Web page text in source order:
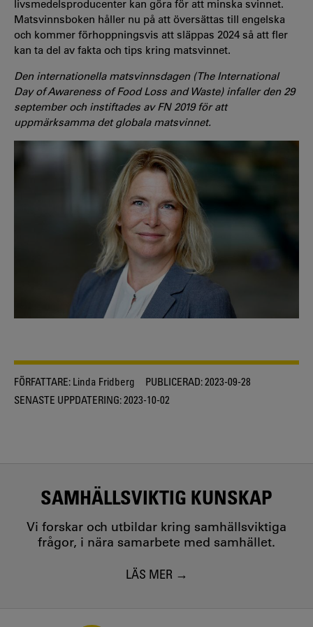
livsmedelsproducenter kan göra för att minska svinnet.
Matsvinnsboken håller nu på att översättas till engelska
och kommer förhoppningsvis att släppas 2024 så att fler
kan ta del av fakta och tips kring matsvinnet.
Den internationella matsvinnsdagen (The International
Day of Awareness of Food Loss and Waste) infaller den 29
september och instiftades av FN 2019 för att
uppmärksamma det globala matsvinnet.
FÖRFATTARE: Linda Fridberg PUBLICERAD:2023-09-28
SENASTE UPPDATERING:2023-10-02
SAMHÄLLSVIKTIG KUNSKAP
Vi forskar och utbildar kring samhällsviktiga
frågor, i nära samarbete med samhället.
LÄS MER